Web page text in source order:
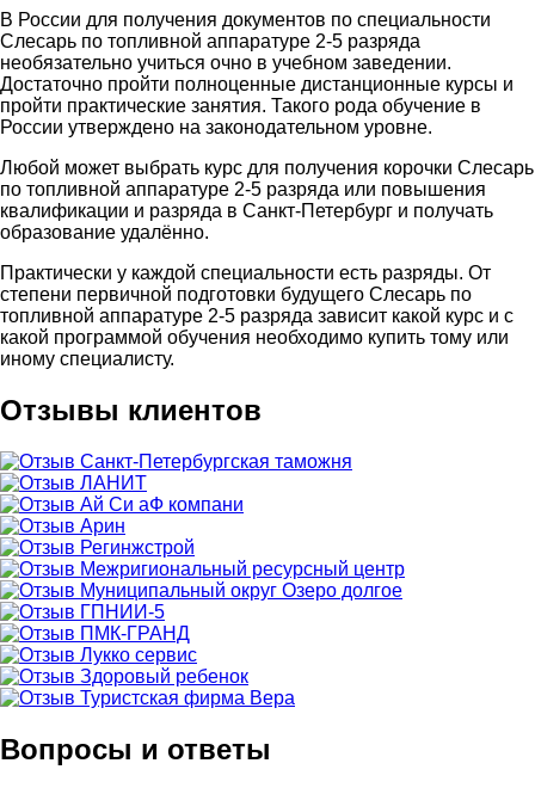
В России для получения документов по специальности
Слесарь по топливной аппаратуре 2-5 разряда
необязательно учиться очно в учебном заведении.
Достаточно пройти полноценные дистанционные курсы и
пройти практические занятия. Такого рода обучение в
России утверждено на законодательном уровне.
Любой может выбрать курс для получения корочки Слесарь
по топливной аппаратуре 2-5 разряда или повышения
квалификации и разряда в Санкт-Петербург и получать
образование удалённо.
Практически у каждой специальности есть разряды. От
степени первичной подготовки будущего Слесарь по
топливной аппаратуре 2-5 разряда зависит какой курс и с
какой программой обучения необходимо купить тому или
иному специалисту.
Отзывы клиентов
Вопросы и ответы